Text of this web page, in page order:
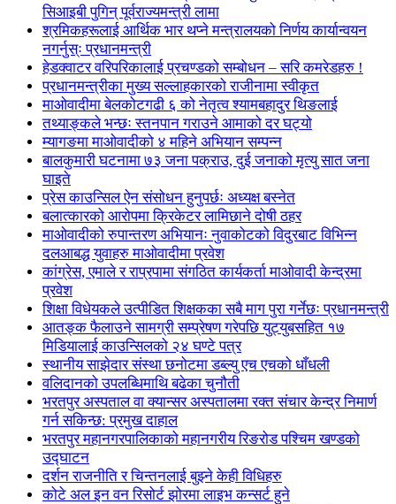
सिआइबी पुगिन् पूर्वराज्यमन्त्री लामा
श्रमिकहरूलाई आर्थिक भार थप्ने मन्त्रालयको निर्णय कार्यान्वयन
नगर्नुस्ः प्रधानमन्त्री
हेडक्वाटर वरिपरिकालाई प्रचण्डको सम्बोधन – सरि कमरेडहरु !
प्रधानमन्त्रीका मुख्य सल्लाहकारको राजीनामा स्वीकृत
माओवादीमा बेलकोटगढी ६ को नेतृत्व श्यामबहादुर थिङलाई
तथ्याङ्कले भन्छः स्तनपान गराउने आमाको दर घट्यो
म्यागङमा माओवादीको ४ महिने अभियान सम्पन्न
बालकुमारी घटनामा ७३ जना पक्राउ, दुई जनाको मृत्यु सात जना
घाइते
प्रेस काउन्सिल ऐन संसोधन हुनुपर्छः अध्यक्ष बस्नेत
बलात्कारको आरोपमा क्रिकेटर लामिछाने दोषी ठहर
माओवादीको रुपान्तरण अभियानः नुवाकोटको विदुरबाट विभिन्न
दलआबद्ध युवाहरु माओवादीमा प्रवेश
कांग्रेस, एमाले र राप्रपामा संगठित कार्यकर्ता माओवादी केन्द्रमा
प्रवेश
शिक्षा विधेयकले उत्पीडित शिक्षकका सबै माग पुरा गर्नेछः प्रधानमन्त्री
आतङ्क फैलाउने सामग्री सम्प्रेषण गरेपछि युट्युबसहित १७
मिडियालाई काउन्सिलको २४ घण्टे पत्र
स्थानीय साझेदार संस्था छनोटमा डब्ल्यु एच एचको धाँधली
वलिदानको उपलब्धिमाथि बढेका चुनौती
भरतपुर अस्पताल वा क्यान्सर अस्पतालमा रक्त संचार केन्द्र निमार्ण
गर्न सकिन्छ: प्रमुख दाहाल
भरतपुर महानगरपालिकाको महानगरीय रिङरोड पश्चिम खण्डको
उद्घाटन
दर्शन राजनीति र चिन्तनलाई बुझ्ने केही विधिहरु
कोटे अल इन वन रिसोर्ट झोरमा लाइभ कन्सर्ट हुने